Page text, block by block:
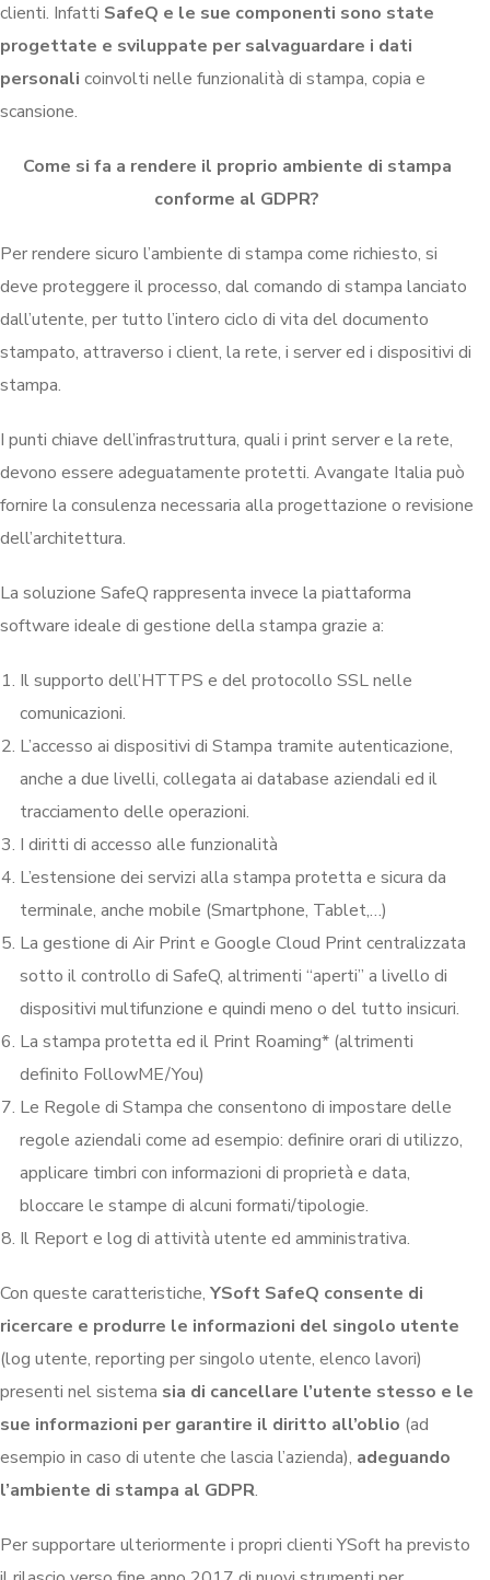
clienti. Infatti SafeQ e le sue componenti sono state
progettate e sviluppate per salvaguardare i dati
personali coinvolti nelle funzionalità di stampa, copia e
scansione.
Come si fa a rendere il proprio ambiente di stampa
conforme al GDPR?
Per rendere sicuro l’ambiente di stampa come richiesto, si
deve proteggere il processo, dal comando di stampa lanciato
dall’utente, per tutto l’intero ciclo di vita del documento
stampato, attraverso i client, la rete, i server ed i dispositivi di
stampa.
I punti chiave dell’infrastruttura, quali i print server e la rete,
devono essere adeguatamente protetti. Avangate Italia può
fornire la consulenza necessaria alla progettazione o revisione
dell’architettura.
La soluzione SafeQ rappresenta invece la piattaforma
software ideale di gestione della stampa grazie a:
Il supporto dell’HTTPS e del protocollo SSL nelle
comunicazioni.
L’accesso ai dispositivi di Stampa tramite autenticazione,
anche a due livelli, collegata ai database aziendali ed il
tracciamento delle operazioni.
I diritti di accesso alle funzionalità
L’estensione dei servizi alla stampa protetta e sicura da
terminale, anche mobile (Smartphone, Tablet,…)
La gestione di Air Print e Google Cloud Print centralizzata
sotto il controllo di SafeQ, altrimenti “aperti” a livello di
dispositivi multifunzione e quindi meno o del tutto insicuri.
La stampa protetta ed il Print Roaming* (altrimenti
definito FollowME/You)
Le Regole di Stampa che consentono di impostare delle
regole aziendali come ad esempio: definire orari di utilizzo,
applicare timbri con informazioni di proprietà e data,
bloccare le stampe di alcuni formati/tipologie.
Il Report e log di attività utente ed amministrativa.
Con queste caratteristiche, YSoft SafeQ consente di
ricercare e produrre le informazioni del singolo utente
(log utente, reporting per singolo utente, elenco lavori)
presenti nel sistema sia di cancellare l’utente stesso e le
sue informazioni per garantire il diritto all’oblio (ad
esempio in caso di utente che lascia l’azienda), adeguando
l’ambiente di stampa al GDPR.
Per supportare ulteriormente i propri clienti YSoft ha previsto